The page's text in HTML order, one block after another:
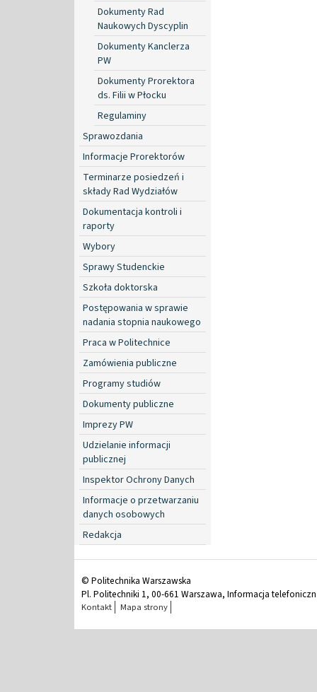
Dokumenty Rad
Naukowych Dyscyplin
Dokumenty Kanclerza
PW
Dokumenty Prorektora
ds. Filii w Płocku
Regulaminy
Sprawozdania
Informacje Prorektorów
Terminarze posiedzeń i
składy Rad Wydziałów
Dokumentacja kontroli i
raporty
Wybory
Sprawy Studenckie
Szkoła doktorska
Postępowania w sprawie
nadania stopnia naukowego
Praca w Politechnice
Zamówienia publiczne
Programy studiów
Dokumenty publiczne
Imprezy PW
Udzielanie informacji
publicznej
Inspektor Ochrony Danych
Informacje o przetwarzaniu
danych osobowych
Redakcja
© Politechnika Warszawska
Pl. Politechniki 1, 00-661 Warszawa, Informacja
Kontakt Mapa strony